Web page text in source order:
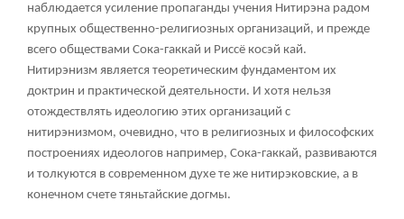
наблюдается усиление пропаганды учения Нитирэна радом
крупных общественно-религиозных организаций, и прежде
всего обществами Сока-гаккай и Риссё косэй кай.
Нитирэнизм является теоретическим фундаментом их
доктрин и практической деятельности. И хотя нельзя
отождествлять идеологию этих организаций с
нитирэнизмом, очевидно, что в религиозных и философских
построениях идеологов например, Сока-гаккай, развиваются
и толкуются в современном духе те же нитирэковские, а в
конечном счете тяньтайские догмы.